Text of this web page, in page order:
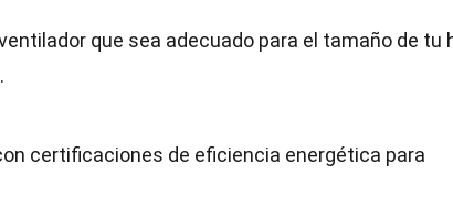
que sea adecuado para el tamaño de tu
certificaciones de eficiencia energética para